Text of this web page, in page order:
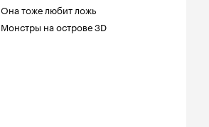
Она тоже любит ложь
Монстры на острове 3D